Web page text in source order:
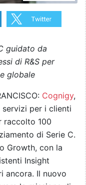
guidato da
di R&S per
globale
Cognigy,
per i clienti
raccolto 100
di Serie C.
Growth, con la
Insight
ancora. Il nuovo